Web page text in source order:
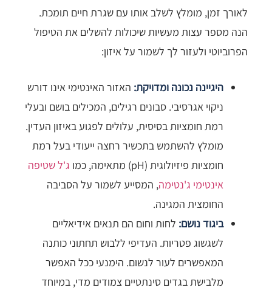
לאורך זמן, מומלץ לשלב אותו עם שגרת חיים תומכת.
הנה מספר עצות מעשיות שיכולות להשלים את הטיפול
הפרוביוטי ולעזור לך לשמור על איזון:
היגיינה נכונה ומדויקת: האזור האינטימי אינו דורש
ניקוי אגרסיבי. סבונים רגילים, המכילים בושם ובעלי
רמת חומציות בסיסית, עלולים לפגוע באיזון העדין.
מומלץ להשתמש בתכשיר רחצה ייעודי בעל רמת
חומציות פיזיולוגית (pH) מתאימה, כמו
ג'ל שטיפה
אינטימי ג'נטימה, המסייע לשמור על הסביבה
החומצית המגינה.
ביגוד נושם: לחות וחום הם תנאים אידיאליים
לשגשוג פטריות. העדיפי ללבוש תחתוני כותנה
המאפשרים לעור לנשום. הימנעי ככל האפשר
מלבישת בגדים סינתטיים צמודים מדי, במיוחד